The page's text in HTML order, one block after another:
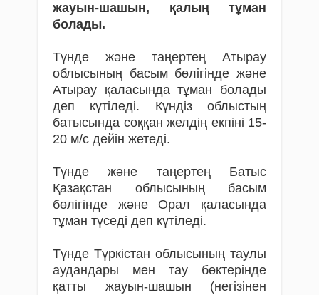
жауын-шашын, қалың тұман
болады.
Түнде және таңертең Атырау
облысының басым бөлігінде және
Атырау қаласында тұман болады
деп күтіледі. Күндіз облыстың
батысында соққан желдің екпіні 15-
20 м/с дейін жетеді.
Түнде және таңертең Батыс
Қазақстан облысының басым
бөлігінде және Орал қаласында
тұман түседі деп күтіледі.
Түнде Түркістан облысының таулы
аудандары мен тау бөктерінде
қатты жауын-шашын (негізінен